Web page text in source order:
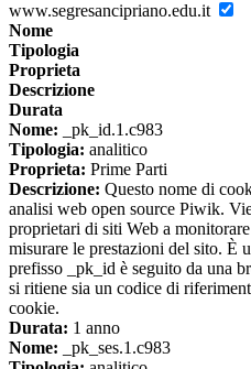
www.segresancipriano.edu.it
Nome
Tipologia
Proprieta
Descrizione
Durata
Nome: _pk_id.1.c983
Tipologia: analitico
Proprieta: Prime Parti
Descrizione: Questo nome di
analisi web open source Piwik.
proprietari di siti Web a
misurare le prestazioni del sito. È
prefisso _pk_id è seguito da una
si ritiene sia un codice di
cookie.
Durata: 1 anno
Nome: _pk_ses.1.c983